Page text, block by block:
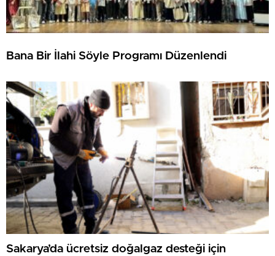
Bana Bir İlahi Söyle Programı Düzenlendi
Sakarya’da ücretsiz doğalgaz desteği için